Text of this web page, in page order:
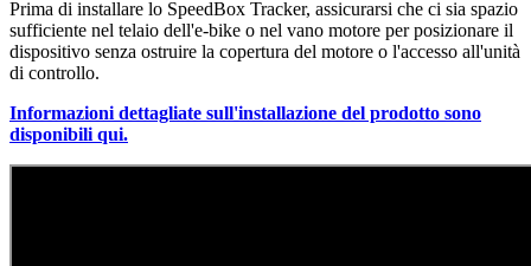
Prima di installare lo SpeedBox Tracker, assicurarsi che ci sia spazio
sufficiente nel telaio dell'e-bike o nel vano motore per posizionare il
dispositivo senza ostruire la copertura del motore o l'accesso all'unità
di controllo.
Informazioni dettagliate sull'installazione del prodotto sono
disponibili qui.